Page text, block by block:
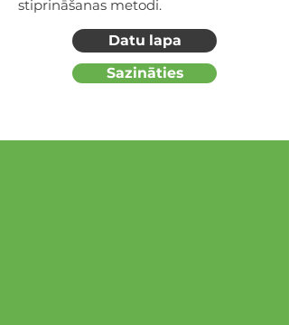
stiprināšanas metodi.
Datu lapa
Sazināties